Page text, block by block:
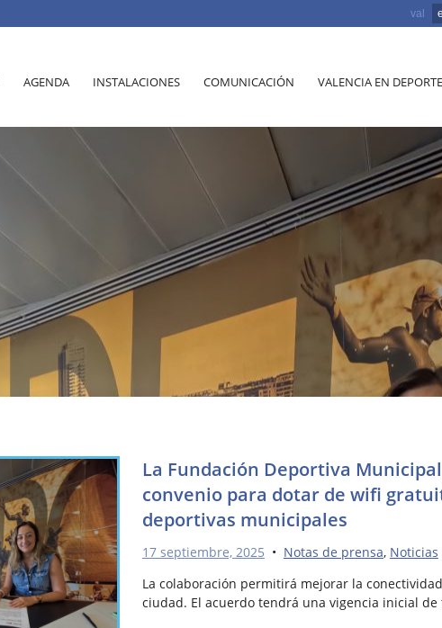
val
AGENDA INSTALACIONES COMUNICACIÓN VALENCIA EN DEPORTE
La Fundación Deportiva
convenio para dotar de wifi
deportivas municipales
17 septiembre, 2025 • Notas de prensa, Noticias
La colaboración permitirá mejorar la
ciudad. El acuerdo tendrá una vigencia inicial